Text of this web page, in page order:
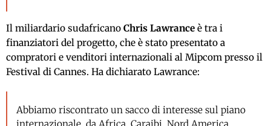
Il miliardario sudafricano Chris Lawrance è tra i
finanziatori del progetto, che è stato presentato a
compratori e venditori internazionali al Mipcom presso il
Festival di Cannes. Ha dichiarato Lawrance:
Abbiamo riscontrato un sacco di interesse sul piano